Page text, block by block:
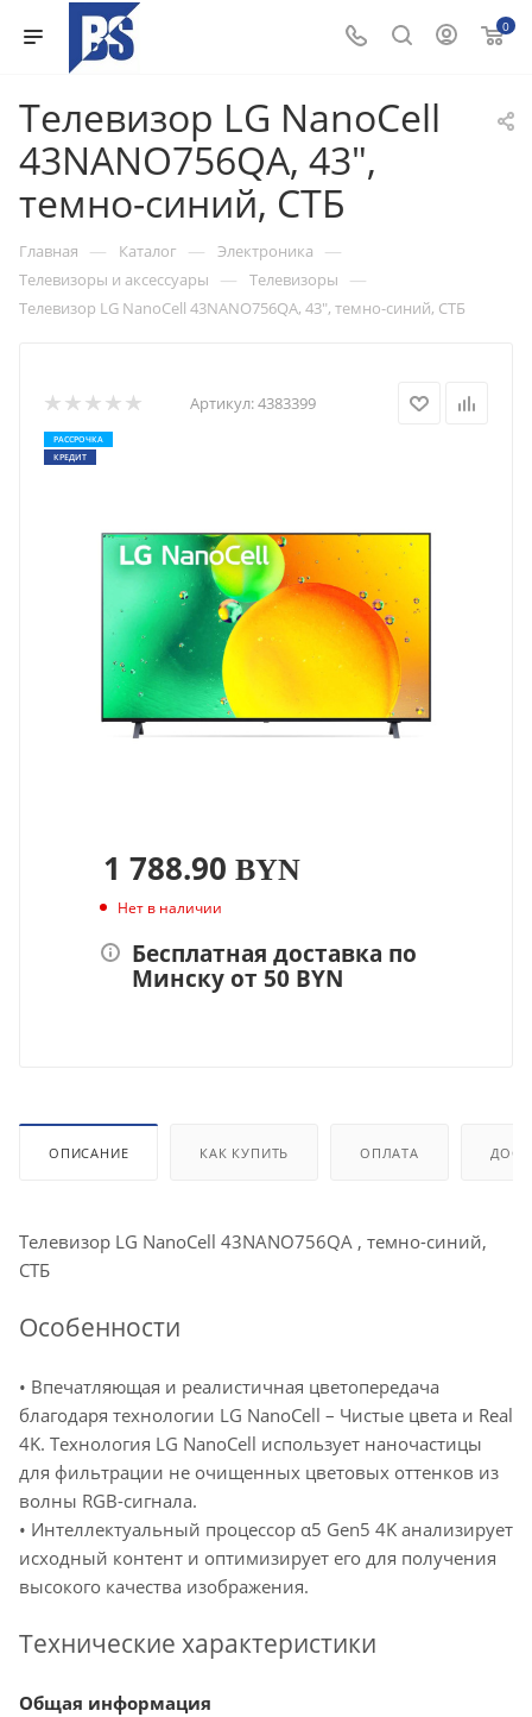
0
Телевизор LG NanoCell
43NANO756QA, 43",
темно-синий, СТБ
Главная — Каталог — Электроника —
Телевизоры и аксессуары — Телевизоры —
Телевизор LG NanoCell 43NANO756QA, 43", темно-синий, СТБ
Артикул:4383399
РАССРОЧКА
КРЕДИТ
1 788.90 BYN
Нет в наличии
Бесплатная доставка по
Минску от 50 BYN
ОПИСАНИЕ КАК КУПИТЬ ОПЛАТА
Телевизор LG NanoCell 43NANO756QA , темно-синий,
СТБ
Особенности
• Впечатляющая и реалистичная цветопередача
благодаря технологии LG NanoCell – Чистые цвета и Real
4K. Технология LG NanoCell использует наночастицы
для фильтрации не очищенных цветовых оттенков из
волны RGB-сигнала.
• Интеллектуальный процессор α5 Gen5 4K анализирует
исходный контент и оптимизирует его для получения
высокого качества изображения.
Технические характеристики
Общая информация